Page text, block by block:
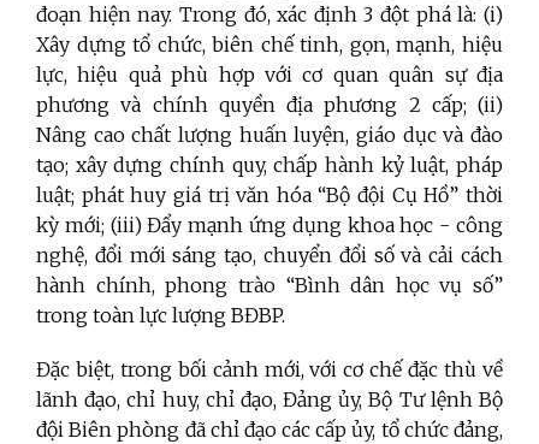
đoạn hiện nay. Trong đó, xác định 3 đột phá là: (i)
Xây dựng tổ chức, biên chế tinh, gọn, mạnh, hiệu
lực, hiệu quả phù hợp với cơ quan quân sự địa
phương và chính quyền địa phương 2 cấp; (ii)
Nâng cao chất lượng huấn luyện, giáo dục và đào
tạo; xây dựng chính quy, chấp hành kỷ luật, pháp
luật; phát huy giá trị văn hóa “Bộ đội Cụ Hồ” thời
kỳ mới; (iii) Đẩy mạnh ứng dụng khoa học - công
nghệ, đổi mới sáng tạo, chuyển đổi số và cải cách
hành chính, phong trào “Bình dân học vụ số”
trong toàn lực lượng BĐBP.
Đặc biệt, trong bối cảnh mới, với cơ chế đặc thù về
lãnh đạo, chỉ huy, chỉ đạo, Đảng ủy, Bộ Tư lệnh Bộ
đội Biên phòng đã chỉ đạo các cấp ủy, tổ chức đảng,